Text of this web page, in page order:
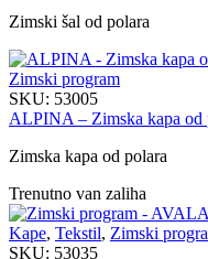
Zimski šal od polara
Zimski program
SKU: 53005
ALPINA – Zimska kapa od
Zimska kapa od polara
Trenutno van zaliha
Kape, Tekstil, Zimski
SKU: 53035